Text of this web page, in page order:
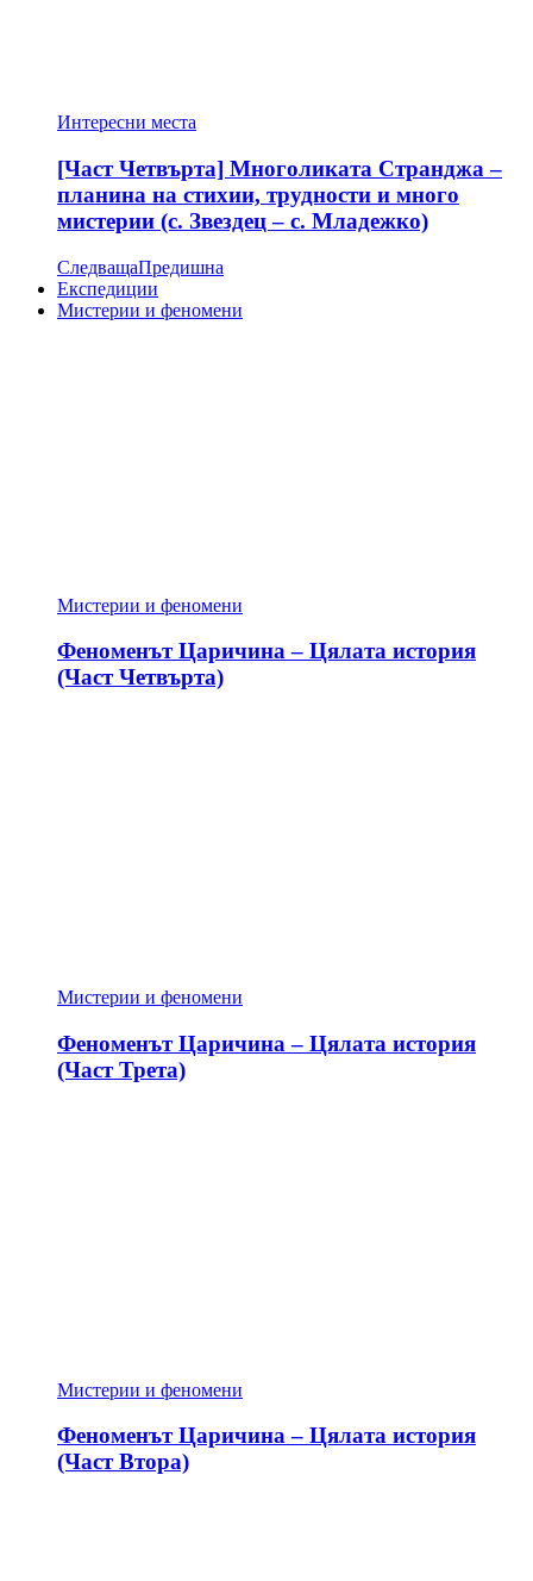
Интересни места
[Част Четвърта] Многоликата Странджа –
планина на стихии, трудности и много
мистерии (с. Звездец – с. Младежко)
СледващаПредишна
Експедиции
Мистерии и феномени
Мистерии и феномени
Феноменът Царичина – Цялата история
(Част Четвърта)
Мистерии и феномени
Феноменът Царичина – Цялата история
(Част Трета)
Мистерии и феномени
Феноменът Царичина – Цялата история
(Част Втора)